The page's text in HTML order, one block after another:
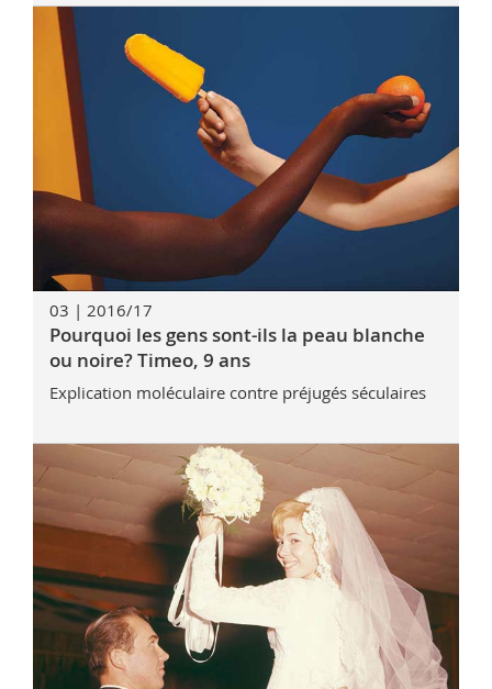
03 | 2016/17
Pourquoi les gens sont-ils la peau blanche
ou noire? Timeo, 9 ans
Explication moléculaire contre préjugés séculaires